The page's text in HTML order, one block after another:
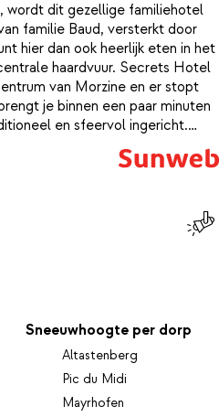
wordt dit gezellige familiehotel
familie Baud, versterkt door
hier dan ook heerlijk eten in het
haardvuur. Secrets Hotel
van Morzine en er stopt
je binnen een paar minuten
en sfeervol ingericht.
van de piste, dan kun je ze
gedeelte van het hotel.
zen aan bij het diner.
Sneeuwhoogte per dorp
Altastenberg
Pic du Midi
Mayrhofen